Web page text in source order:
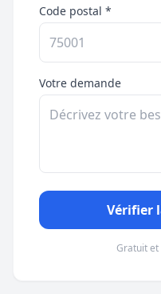
Code postal *
Votre demande
Vérifier
Gratuit et